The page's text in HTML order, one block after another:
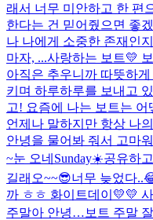
래서 너무 미안하고 한 편
한다는 건 믿어줬으면 좋
나 나에게 소중한 존재인
마자, ...사랑하는 보트💛
아직은 추우니까 따뜻하
키며 하루하루를 보내고
고! 요즘에 나는 보트는
언제나 말하지만 항상 나
안녕을 물어봐 줘서 고마
~눈 오네 Sunday☀️공유하
길래오~~😎너무 늦었다
까 ㅎㅎ 화이트데이💛💛
주말아 안녕… 보트 주말